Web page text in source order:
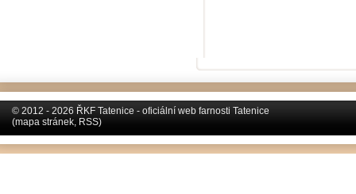
© 2012 - 2026 ŘKF Tatenice - oficiální web farnosti Tatenice
(mapa stránek, RSS)